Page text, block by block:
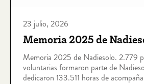
23 julio, 2026
Memoria 2025 de
Memoria 2025 de Nadiesolo. 2.779
voluntarias formaron parte de
dedicaron 133.511 horas de